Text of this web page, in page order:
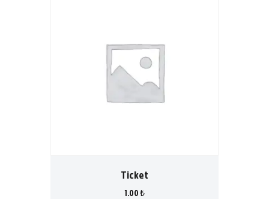
Ticket
1.00₺